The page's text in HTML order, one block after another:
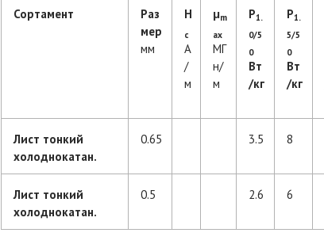
Сортамент
Раз
мер
мм
H
c
А
/
м
μm
ax
МГ
н/
м
P1.
0/5
0
Вт
/кг
P1.
5/5
0
Вт
/кг
Лист тонкий
холоднокатан.
0.65 3.5 8
Лист тонкий
холоднокатан.
0.5 2.6 6